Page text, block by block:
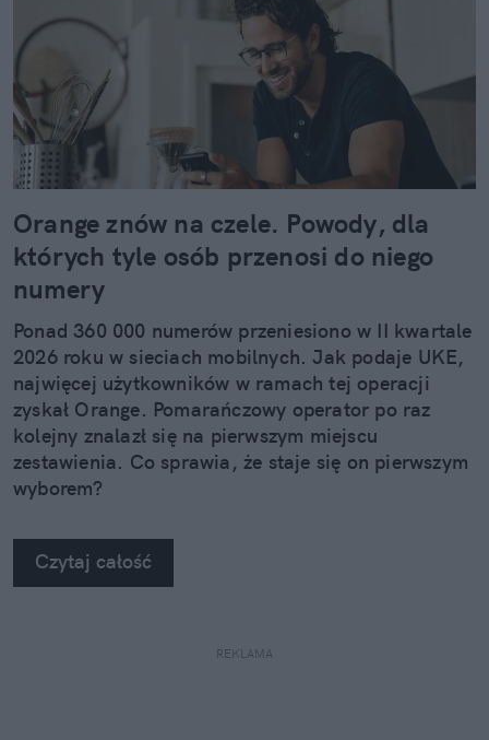
Orange znów na czele. Powody, dla
których tyle osób przenosi do niego
numery
Ponad 360 000 numerów przeniesiono w II kwartale
2026 roku w sieciach mobilnych. Jak podaje UKE,
najwięcej użytkowników w ramach tej operacji
zyskał Orange. Pomarańczowy operator po raz
kolejny znalazł się na pierwszym miejscu
zestawienia. Co sprawia, że staje się on pierwszym
wyborem?
Czytaj całość
REKLAMA